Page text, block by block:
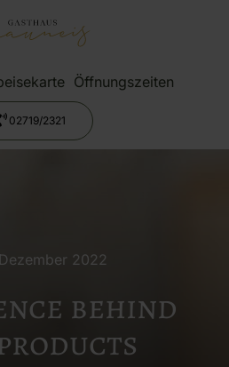
Öffnungszeiten
02719/2321
2022
behind